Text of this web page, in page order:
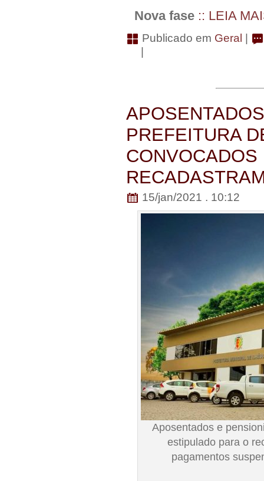
Nova fase :: LEIA
Publicado em Geral |
|
PREFEITURA
CONVOCADOS
15/jan/2021 . 10:12
Aposentados e
estipulado para o
pagamentos